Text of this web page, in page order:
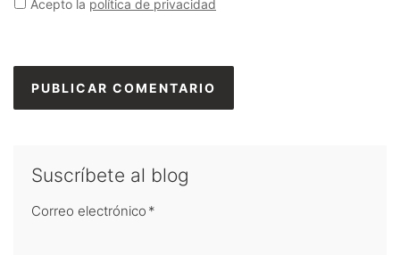
Acepto la política de privacidad
Suscríbete al blog
Correo electrónico *